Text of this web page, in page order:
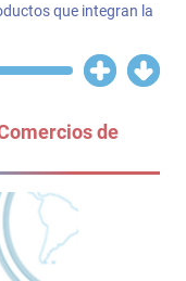
que integran la
de